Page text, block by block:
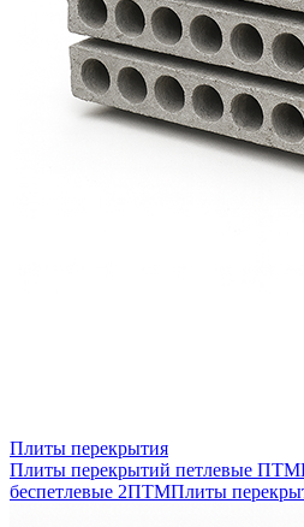
Плиты перекрытия
Плиты перекрытий петлевые ПТМ
беспетлевые 2ПТМПлиты